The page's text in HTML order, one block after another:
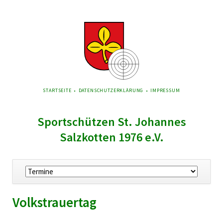
NAVIGATION
STARTSEITE DATENSCHUTZERKLÄRUNG IMPRESSUM
Sportschützen St. Johannes
Salzkotten 1976 e.V.
Navigation
überspringen
Volkstrauertag